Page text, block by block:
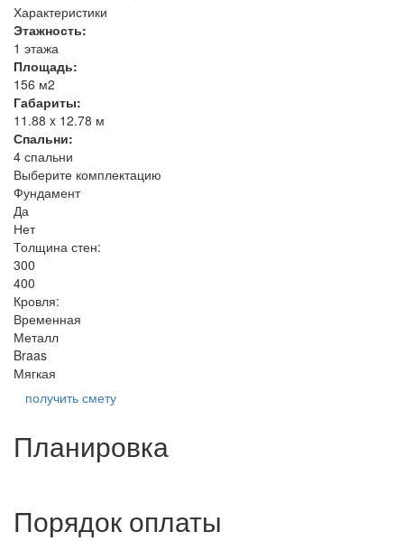
Характеристики
Этажность:
1 этажа
Площадь:
156 м2
Габариты:
11.88 x 12.78 м
Спальни:
4 спальни
Выберите комплектацию
Фундамент
Да
Нет
Толщина стен:
300
400
Кровля:
Временная
Металл
Braas
Мягкая
получить смету
Планировка
Порядок оплаты